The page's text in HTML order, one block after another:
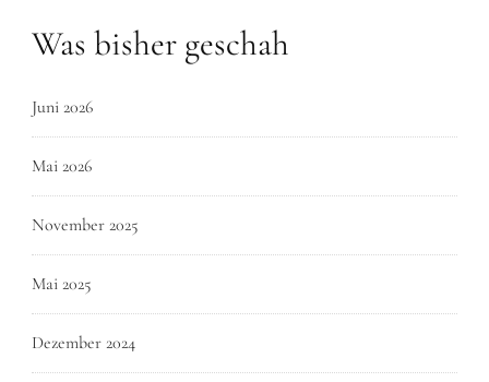
Was bisher geschah
Juni 2026
Mai 2026
November 2025
Mai 2025
Dezember 2024